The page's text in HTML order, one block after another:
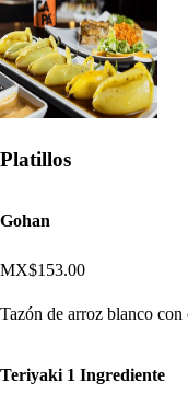
Platillos
Gohan
MX$153.00
Tazón de arroz blanco
Teriyaki 1 Ingrediente